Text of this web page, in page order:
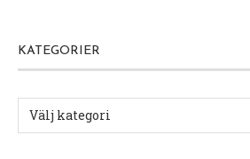
KATEGORIER